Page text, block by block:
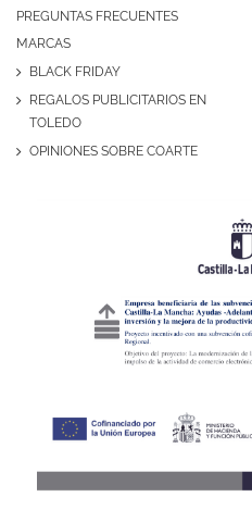
PREGUNTAS FRECUENTES
MARCAS
BLACK FRIDAY
REGALOS PUBLICITARIOS EN
TOLEDO
OPINIONES SOBRE COARTE